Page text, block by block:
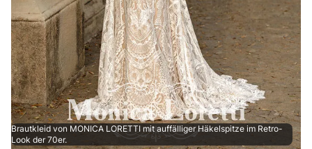
Brautkleid von MONICA LORETTI mit auffälliger Häkelspitze im Retro-
Look der 70er.